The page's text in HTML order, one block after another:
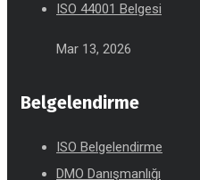
ISO 44001 Belgesi
Mar 13, 2026
Belgelendirme
ISO Belgelendirme
DMO Danışmanlığı